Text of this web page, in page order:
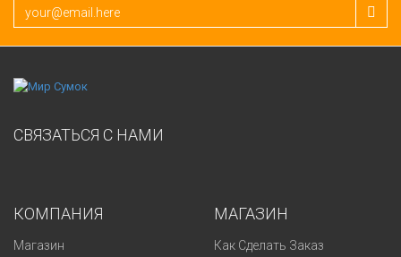
СВЯЗАТЬСЯ С НАМИ
КОМПАНИЯ
Магазин
МАГАЗИН
Как Сделать Заказ